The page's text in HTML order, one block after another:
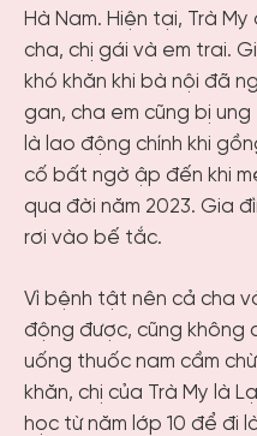
Hà Nam. Hiện tại, Trà
cha, chị gái và em trai.
khó khăn khi bà nội đã
gan, cha em cũng bị
là lao động chính khi
cố bất ngờ ập đến khi
qua đời năm 2023. Gia
rơi vào bế tắc.
Vì bệnh tật nên cả cha
động được, cũng không
uống thuốc nam cầm
khăn, chị của Trà My là
học từ năm lớp 10 để đi